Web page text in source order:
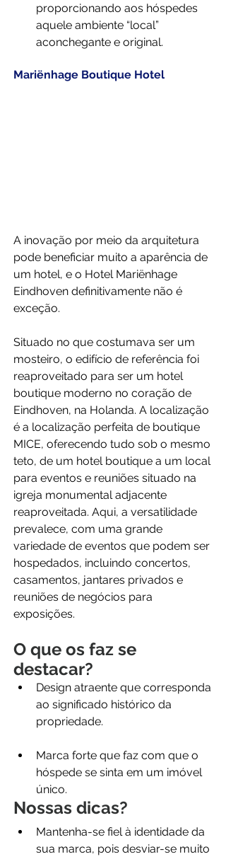
proporcionando aos hóspedes
aquele ambiente “local”
aconchegante e original.
Mariënhage Boutique Hotel
A inovação por meio da arquitetura
pode beneficiar muito a aparência de
um hotel, e o Hotel Mariënhage
Eindhoven definitivamente não é
exceção.
Situado no que costumava ser um
mosteiro, o edifício de referência foi
reaproveitado para ser um hotel
boutique moderno no coração de
Eindhoven, na Holanda. A localização
é a localização perfeita de boutique
MICE, oferecendo tudo sob o mesmo
teto, de um hotel boutique a um local
para eventos e reuniões situado na
igreja monumental adjacente
reaproveitada. Aqui, a versatilidade
prevalece, com uma grande
variedade de eventos que podem ser
hospedados, incluindo concertos,
casamentos, jantares privados e
reuniões de negócios para
exposições.
O que os faz se
destacar?
Design atraente que corresponda
ao significado histórico da
propriedade.
Marca forte que faz com que o
hóspede se sinta em um imóvel
único.
Nossas dicas?
Mantenha-se fiel à identidade da
sua marca, pois desviar-se muito